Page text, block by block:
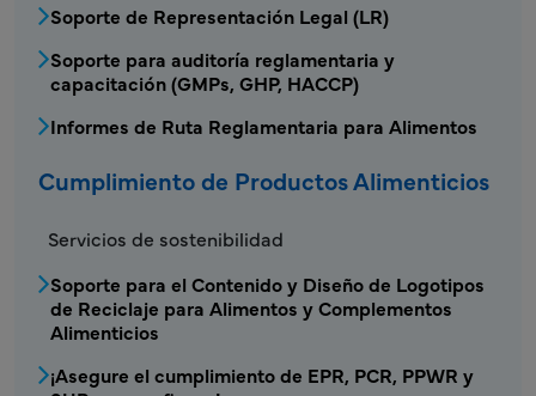
Soporte de Representación Legal (LR)
Soporte para auditoría reglamentaria y
capacitación (GMPs, GHP, HACCP)
Informes de Ruta Reglamentaria para Alimentos
Cumplimiento de Productos Alimenticios
FDS - Menú de Cumplimiento de Productos
Servicios de sostenibilidad
Soporte para el Contenido y Diseño de Logotipos
de Reciclaje para Alimentos y Complementos
Alimenticios
¡Asegure el cumplimiento de EPR, PCR, PPWR y